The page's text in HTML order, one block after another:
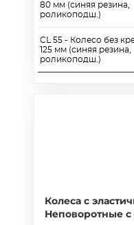
80 мм (синяя резина,
роликоподш.)
CL 55 - Колесо без
125 мм (синяя резина,
роликоподш.)
Колеса с
Неповоротные